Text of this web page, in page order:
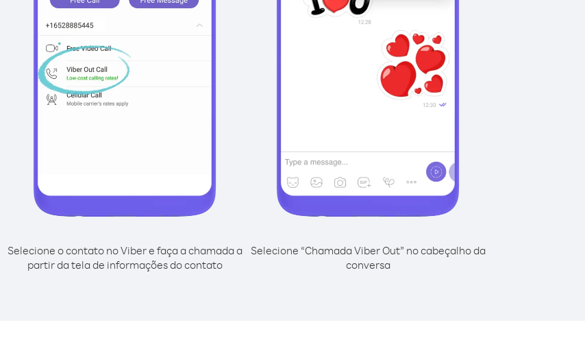
Selecione o contato no Viber e faça a chamada a
partir da tela de informações do contato
Selecione “Chamada Viber Out” no cabeçalho da
conversa